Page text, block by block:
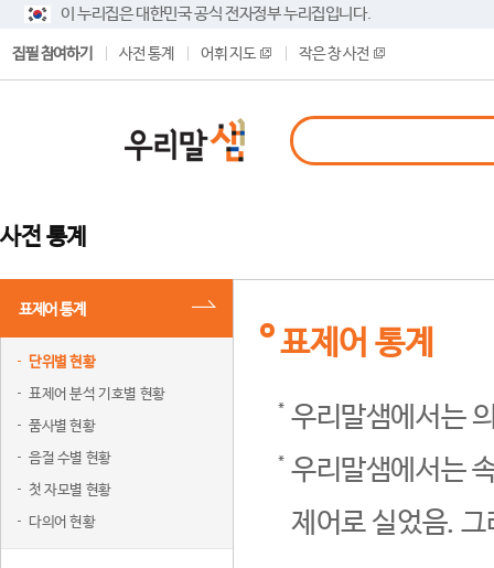
이 누리집은 대한민국 공식 전자정부 누리집입니다.
집필 참여하기 사전 통계 어휘 지도 작은 창 사전
사전 통계
표제어 통계
단위별 현황
표제어 분석 기호별 현황
품사별 현황
음절 수별 현황
첫 자모별 현황
다의어 현황
표제어 통계
우리말샘에서는
우리말샘에서는
제어로 실었음.